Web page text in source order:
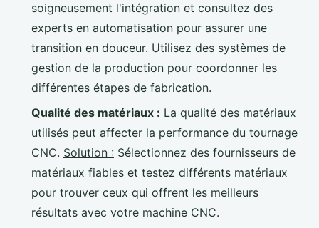
soigneusement l'intégration et consultez des
experts en automatisation pour assurer une
transition en douceur. Utilisez des systèmes de
gestion de la production pour coordonner les
différentes étapes de fabrication.
Qualité des matériaux : La qualité des matériaux
utilisés peut affecter la performance du tournage
CNC. Solution : Sélectionnez des fournisseurs de
matériaux fiables et testez différents matériaux
pour trouver ceux qui offrent les meilleurs
résultats avec votre machine CNC.